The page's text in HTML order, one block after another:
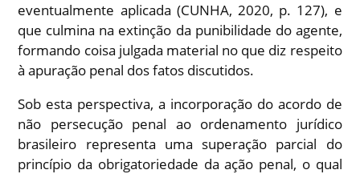
eventualmente aplicada (CUNHA, 2020, p. 127), e
que culmina na extinção da punibilidade do agente,
formando coisa julgada material no que diz respeito
à apuração penal dos fatos discutidos.
Sob esta perspectiva, a incorporação do acordo de
não persecução penal ao ordenamento jurídico
brasileiro representa uma superação parcial do
princípio da obrigatoriedade da ação penal, o qual